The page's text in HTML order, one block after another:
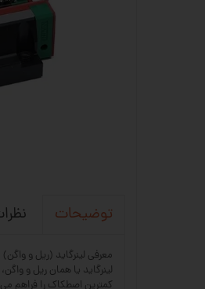
توضیحات
معرفی لینرگاید (ریل و واگن)
کمترین اصطکاک را فراهم